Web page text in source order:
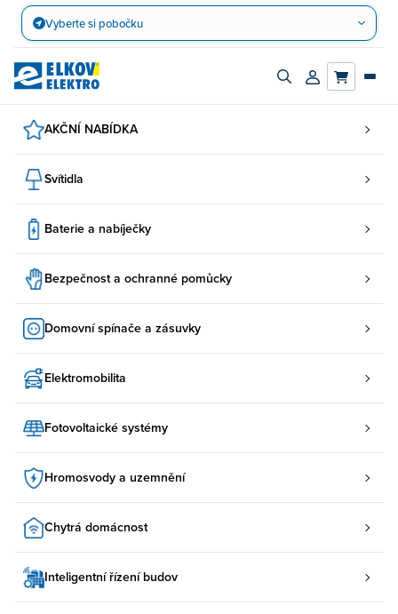
Přejít
obsah
Vyberte si pobočku
Zapnout/vypnout
Přihlásit/
AKČNÍ NABÍDKA
Svítidla
Baterie a nabíječky
Bezpečnost a ochranné pomůcky
Domovní spínače a zásuvky
Elektromobilita
Fotovoltaické systémy
Hromosvody a uzemnění
Chytrá domácnost
Inteligentní řízení budov